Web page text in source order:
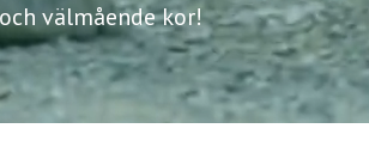
välmående kor!